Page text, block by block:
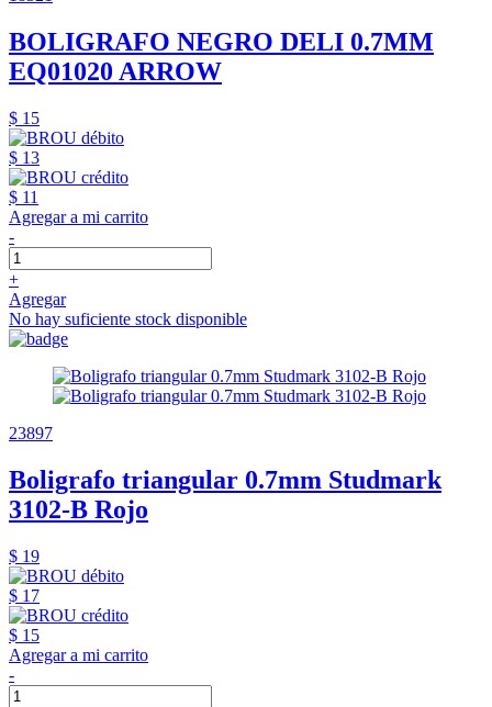
BOLIGRAFO NEGRO DELI 0.7MM
EQ01020 ARROW
$ 15
$ 13
$ 11
Agregar a mi carrito
-
+
Agregar
No hay suficiente stock disponible
23897
Boligrafo triangular 0.7mm Studmark
3102-B Rojo
$ 19
$ 17
$ 15
Agregar a mi carrito
-